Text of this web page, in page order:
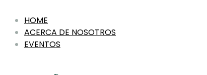
HOME
ACERCA DE NOSOTROS
EVENTOS